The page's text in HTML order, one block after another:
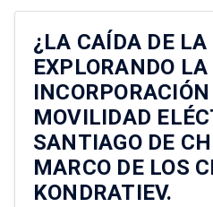
¿LA CAÍDA DE
EXPLORANDO LA
MOVILIDAD
SANTIAGO DE
MARCO DE LOS
KONDRATIEV.